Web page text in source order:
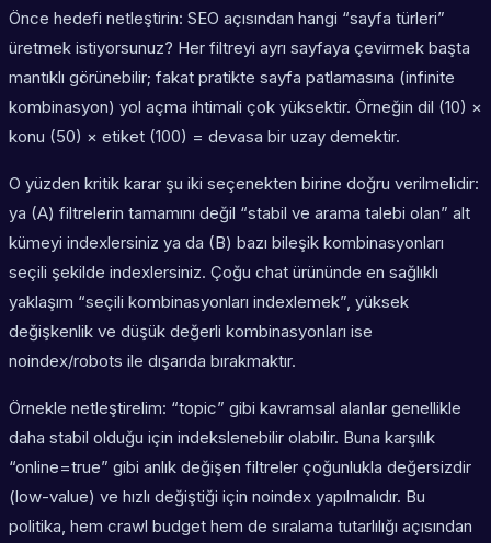
Önce hedefi netleştirin: SEO açısından hangi “sayfa türleri”
üretmek istiyorsunuz? Her filtreyi ayrı sayfaya çevirmek başta
mantıklı görünebilir; fakat pratikte sayfa patlamasına (infinite
kombinasyon) yol açma ihtimali çok yüksektir. Örneğin dil (10) ×
konu (50) × etiket (100) = devasa bir uzay demektir.
O yüzden kritik karar şu iki seçenekten birine doğru verilmelidir:
ya (A) filtrelerin tamamını değil “stabil ve arama talebi olan” alt
kümeyi indexlersiniz ya da (B) bazı bileşik kombinasyonları
seçili şekilde indexlersiniz. Çoğu chat ürününde en sağlıklı
yaklaşım “seçili kombinasyonları indexlemek”, yüksek
değişkenlik ve düşük değerli kombinasyonları ise
noindex/robots ile dışarıda bırakmaktır.
Örnekle netleştirelim: “topic” gibi kavramsal alanlar genellikle
daha stabil olduğu için indekslenebilir olabilir. Buna karşılık
“online=true” gibi anlık değişen filtreler çoğunlukla değersizdir
(low-value) ve hızlı değiştiği için noindex yapılmalıdır. Bu
politika, hem crawl budget hem de sıralama tutarlılığı açısından